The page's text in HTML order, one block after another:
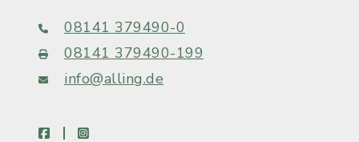
08141 379490-0
08141 379490-199
info@alling.de
facebookinstagram